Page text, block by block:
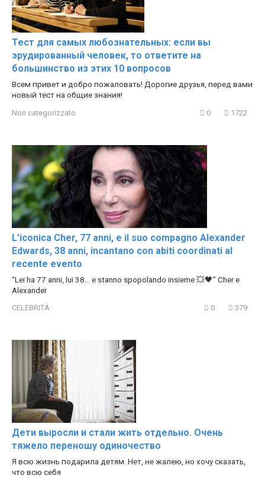
Тест для самых любознательных: если вы
эрудированный человек, то ответите на
большинство из этих 10 вопросов
Всем привет и добро пожаловать! Дорогие друзья, перед вами
новый тест на общие знания!
Non categorizzato 0 1722
L’iconica Cher, 77 anni, e il suo compagno Alexander
Edwards, 38 anni, incantano con abiti coordinati al
recente evento
“Lei ha 77 anni, lui 38… e stanno spopolando insieme 💥🖤” Cher e
Alexander
CELEBRITÀ 0 379
Дети выросли и стали жить отдельно. Очень
тяжело переношу одиночество
Я всю жизнь подарила детям. Нет, не жалею, но хочу сказать,
что всю себя